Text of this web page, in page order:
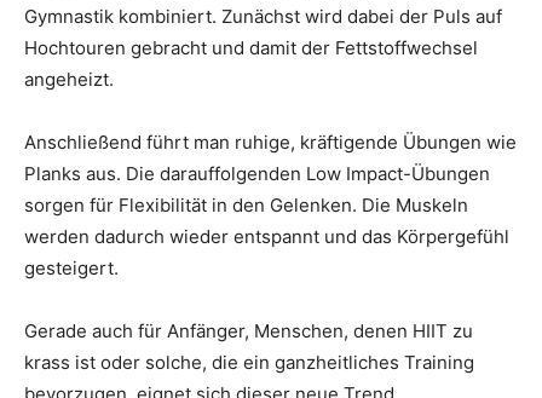
Gymnastik kombiniert. Zunächst wird dabei der Puls auf
Hochtouren gebracht und damit der Fettstoffwechsel
angeheizt.
Anschließend führt man ruhige, kräftigende Übungen wie
Planks aus. Die darauffolgenden Low Impact-Übungen
sorgen für Flexibilität in den Gelenken. Die Muskeln
werden dadurch wieder entspannt und das Körpergefühl
gesteigert.
Gerade auch für Anfänger, Menschen, denen HIIT zu
krass ist oder solche, die ein ganzheitliches Training
bevorzugen, eignet sich dieser neue Trend.